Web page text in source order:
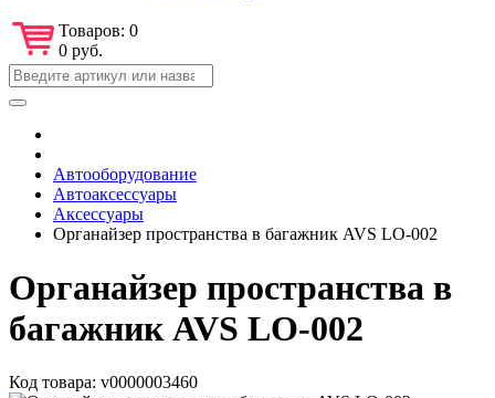
Товаров: 0
0 руб.
Автооборудование
Автоаксессуары
Аксессуары
Органайзер пространства в багажник AVS LO-002
Органайзер пространства в
багажник AVS LO-002
Код товара: v0000003460